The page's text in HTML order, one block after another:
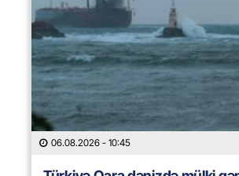
06.08.2026 - 10:45